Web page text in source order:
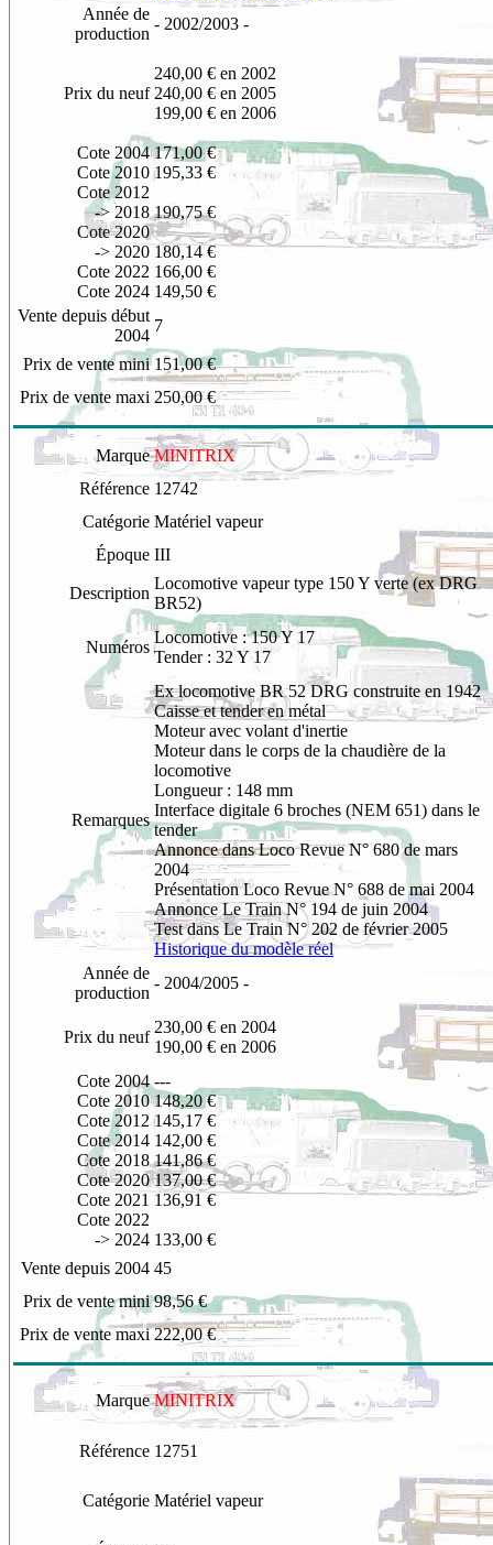
Année de
production
- 2002/2003 -
Prix du neuf
240,00 € en 2002
240,00 € en 2005
199,00 € en 2006
Cote 2004
Cote 2010
Cote 2012
-> 2018
Cote 2020
-> 2020
Cote 2022
Cote 2024
171,00 €
195,33 €
190,75 €
180,14 €
166,00 €
149,50 €
Vente depuis début
2004
7
Prix de vente mini 151,00 €
Prix de vente maxi 250,00 €
Marque MINITRIX
Référence 12742
Catégorie Matériel vapeur
Époque III
Description
Locomotive vapeur type 150 Y verte (ex DRG
BR52)
Numéros
Locomotive : 150 Y 17
Tender : 32 Y 17
Remarques
Ex locomotive BR 52 DRG construite en 1942
Caisse et tender en métal
Moteur avec volant d'inertie
Moteur dans le corps de la chaudière de la
locomotive
Longueur : 148 mm
Interface digitale 6 broches (NEM 651) dans le
tender
Annonce dans Loco Revue N° 680 de mars
2004
Présentation Loco Revue N° 688 de mai 2004
Annonce Le Train N° 194 de juin 2004
Test dans Le Train N° 202 de février 2005
Historique du modèle réel
Année de
production
- 2004/2005 -
Prix du neuf
230,00 € en 2004
190,00 € en 2006
Cote 2004
Cote 2010
Cote 2012
Cote 2014
Cote 2018
Cote 2020
Cote 2021
Cote 2022
-> 2024
---
148,20 €
145,17 €
142,00 €
141,86 €
137,00 €
136,91 €
133,00 €
Vente depuis 2004 45
Prix de vente mini 98,56 €
Prix de vente maxi 222,00 €
Marque MINITRIX
Référence 12751
Catégorie Matériel vapeur